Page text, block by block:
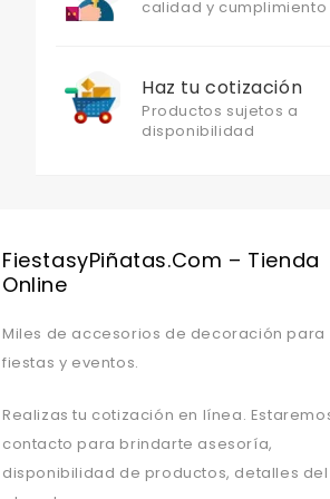
calidad y cumplimiento
Haz tu cotización
Productos sujetos a
disponibilidad
FiestasyPiñatas.com – Tienda
Online
Miles de accesorios de decoración para
fiestas y eventos.
Realizas tu cotización en línea.
contacto para brindarte asesoría,
disponibilidad de productos, detalles